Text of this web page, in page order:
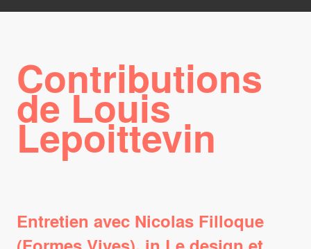
Contributions
de Louis
Lepoittevin
Entretien avec Nicolas Filloque